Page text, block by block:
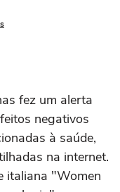
fez um alerta
negativos
à saúde,
na internet.
italiana "Women